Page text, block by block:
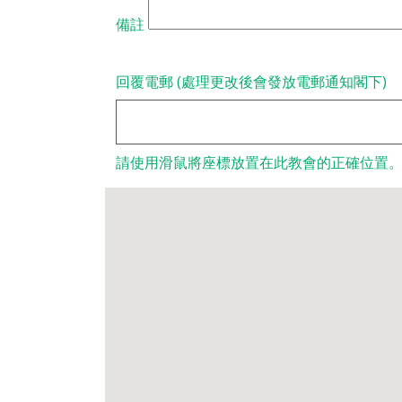
備註
回覆電郵 (處理更改後會發放電郵通知閣下)
請使用滑鼠將座標放置在此教會的正確位置。